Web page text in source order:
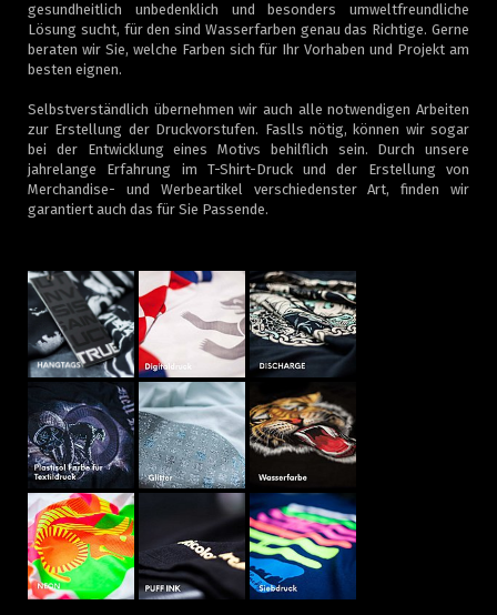
gesundheitlich unbedenklich und besonders umweltfreundliche
Lösung sucht, für den sind Wasserfarben genau das Richtige. Gerne
beraten wir Sie, welche Farben sich für Ihr Vorhaben und Projekt am
besten eignen.
Selbstverständlich übernehmen wir auch alle notwendigen Arbeiten
zur Erstellung der Druckvorstufen. Faslls nötig, können wir sogar
bei der Entwicklung eines Motivs behilflich sein. Durch unsere
jahrelange Erfahrung im T-Shirt-Druck und der Erstellung von
Merchandise- und Werbeartikel verschiedenster Art, finden wir
garantiert auch das für Sie Passende.